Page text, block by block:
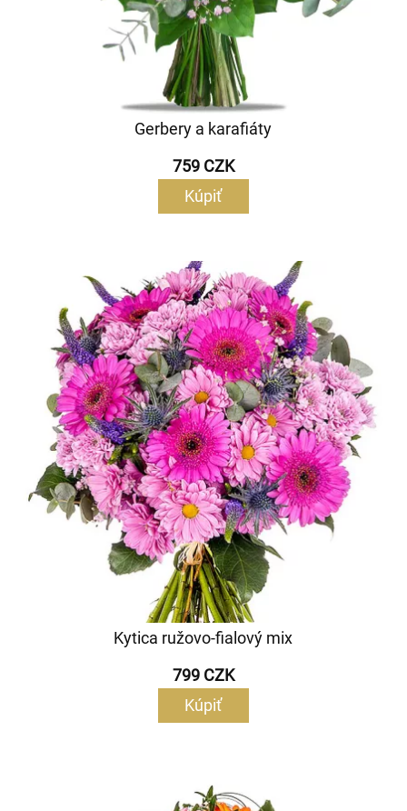
Gerbery a karafiáty
759 CZK
Kúpiť
Kytica ružovo-fialový mix
799 CZK
Kúpiť